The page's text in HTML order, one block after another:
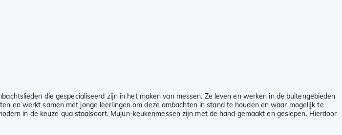
die gespecialiseerd zijn in het maken van messen. Ze leven en werken in de buitengebieden
en werkt samen met jonge leerlingen om deze ambachten in stand te houden en waar mogelijk te
in de keuze qua staalsoort. Mujun-keukenmessen zijn met de hand gemaakt en geslepen. Hierdoor